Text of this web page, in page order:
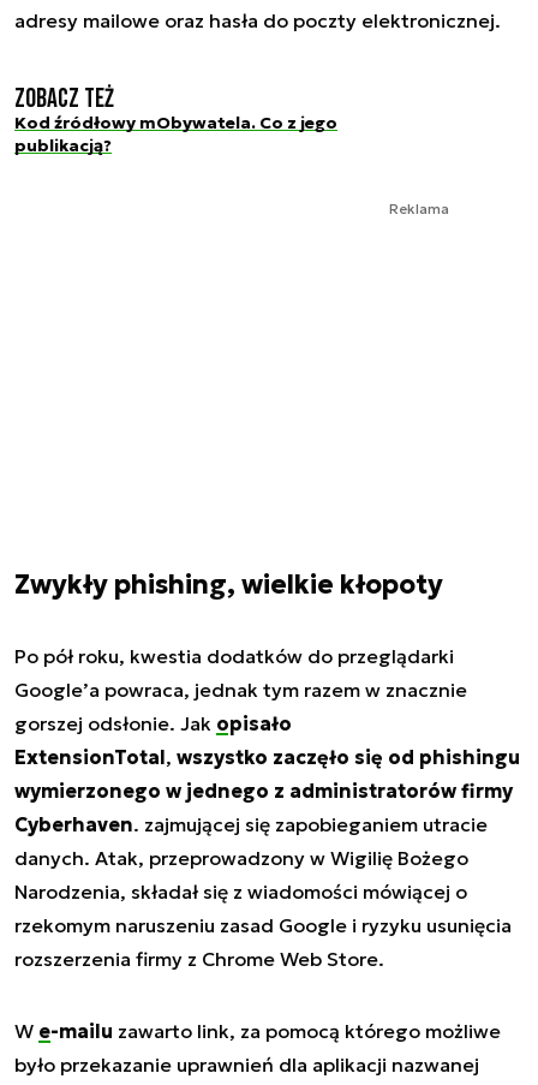
adresy mailowe oraz hasła do poczty elektronicznej.
Zobacz też
Kod źródłowy mObywatela. Co z jego
publikacją?
Reklama
Zwykły phishing, wielkie kłopoty
Po pół roku, kwestia dodatków do przeglądarki
Google’a powraca, jednak tym razem w znacznie
gorszej odsłonie. Jak opisało
ExtensionTotal, wszystko zaczęło się od phishingu
wymierzonego w jednego z administratorów firmy
Cyberhaven. zajmującej się zapobieganiem utracie
danych. Atak, przeprowadzony w Wigilię Bożego
Narodzenia, składał się z wiadomości mówiącej o
rzekomym naruszeniu zasad Google i ryzyku usunięcia
rozszerzenia firmy z Chrome Web Store.
W e-mailu zawarto link, za pomocą którego możliwe
było przekazanie uprawnień dla aplikacji nazwanej